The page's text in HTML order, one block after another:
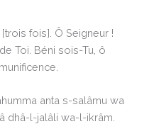
fois]. Ô Seigneur !
Toi. Béni sois-Tu, ô
anta s-salâmu wa
dhâ-l-jalâli wa-l-ikrâm.